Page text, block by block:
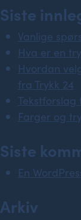
Siste
Vanlige
Hva er en
Hvordan
fra Trykk 24
Farger og
Siste
En
Arkiv